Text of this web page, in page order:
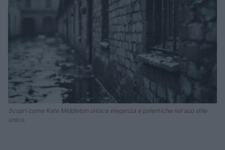
Scopri come Kate Middleton unisce eleganza e polemiche nel suo stile
unico.